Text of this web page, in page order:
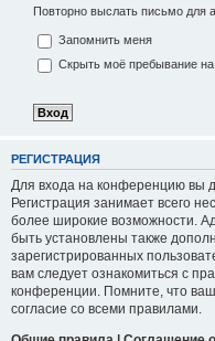
Повторно выслать письмо для
Запомнить меня
Скрыть моё пребывание
РЕГИСТРАЦИЯ
Для входа на конференцию вы
Регистрация занимает всего
более широкие возможности.
быть установлены также
зарегистрированных
вам следует ознакомиться с
конференции. Помните, что
согласие со всеми правилами.